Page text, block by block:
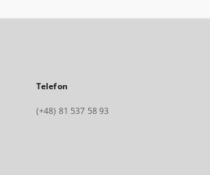
Telefon
(+48) 81 537 58 93